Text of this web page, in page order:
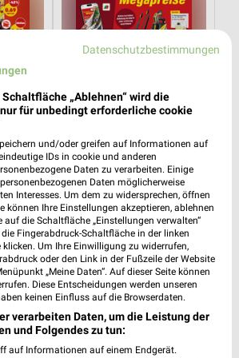
4,3 km 11,9 km
Angebote ab 01.08.
Noch heute gültig
Opti Wohnwelt
Datenschutzbestimmungen
„Ablehnen“ wird die
für unbedingt erforderliche cookie
und/oder greifen auf Informationen auf
IDs in cookie und anderen
Daten zu verarbeiten. Einige
Daten möglicherweise
Interesses. Um dem zu widersprechen, öffnen
können Ihre Einstellungen akzeptieren, ablehnen
auf die Schaltfläche „Einstellungen verwalten“
Fingerabdruck-Schaltfläche in der linken
klicken. Um Ihre Einwilligung zu widerrufen,
oder den Link in der Fußzeile der Website
„Meine Daten“. Auf dieser Seite können
Diese Entscheidungen werden unseren
keinen Einfluss auf die Browserdaten.
verarbeiten Daten, um die Leistung der
und Folgendes zu tun:
auf Informationen auf einem Endgerät.